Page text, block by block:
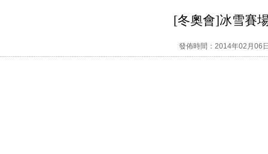
[冬奧會]冰雪賽
發佈時間：2014年02月06